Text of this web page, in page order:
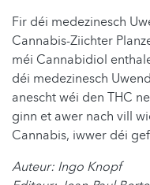
Fir déi medezinesch
Cannabis-Ziichter
méi Cannabidiol
déi medezinesch
anescht wéi den THC
ginn et awer nach vill
Cannabis, iwwer déi
Auteur: Ingo Knopf